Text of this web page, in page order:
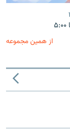
از همین مجموعه